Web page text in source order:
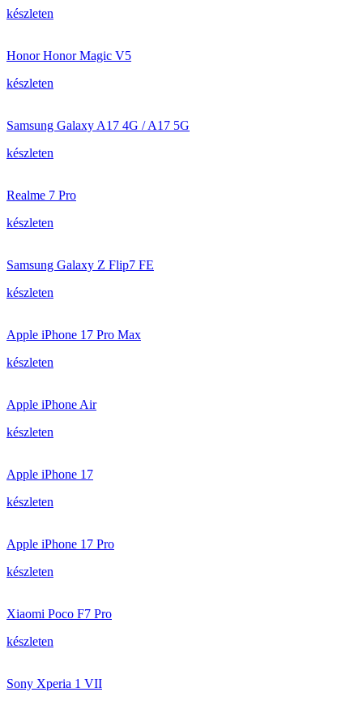
készleten
Honor Honor Magic V5
készleten
Samsung Galaxy A17 4G / A17 5G
készleten
Realme 7 Pro
készleten
Samsung Galaxy Z Flip7 FE
készleten
Apple iPhone 17 Pro Max
készleten
Apple iPhone Air
készleten
Apple iPhone 17
készleten
Apple iPhone 17 Pro
készleten
Xiaomi Poco F7 Pro
készleten
Sony Xperia 1 VII